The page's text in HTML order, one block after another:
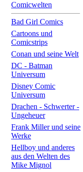
Comicwelten
Bad Girl Comics
Cartoons und
Comicstrips
Conan und seine Welt
DC - Batman
Universum
Disney Comic
Universum
Drachen - Schwerter -
Ungeheuer
Frank Miller und seine
Werke
Hellboy und anderes
aus den Welten des
Mike Mignol